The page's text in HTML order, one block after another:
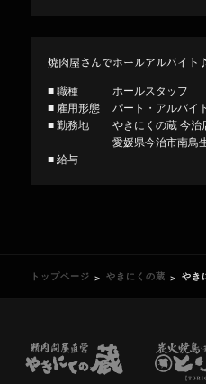
焼肉屋さんでホールアルバイ
■ 職種
ホールスタッフ
■ 雇用形態
パート・アルバイト
■ 勤務地
やきにくの蔵 今治
愛媛県今治市南鳥
■ 給与
トップページ やきにくの蔵 やき